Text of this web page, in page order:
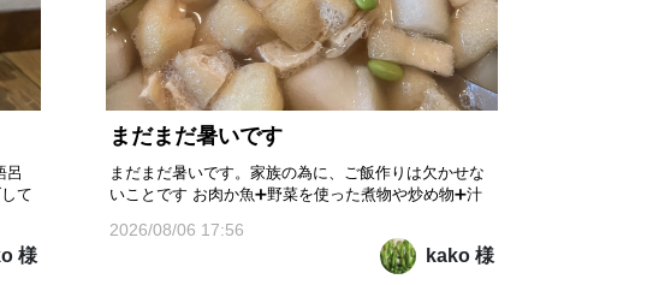
呂
て
咲
❤️
様
まだまだ暑いです
まだまだ暑いです。家族の為に、ご飯作りは欠かせな
いことです お肉か魚➕野菜を使った煮物や炒め物➕汁
た。アゲと枝豆を入れました 冬瓜には、ビタミンCや
カリウム等の栄養素が豊富に含まれていて 他の野菜と
比べてカロリーが低い野菜だそうです。 低カロリーな
2026/08/06 17:56
kako 様